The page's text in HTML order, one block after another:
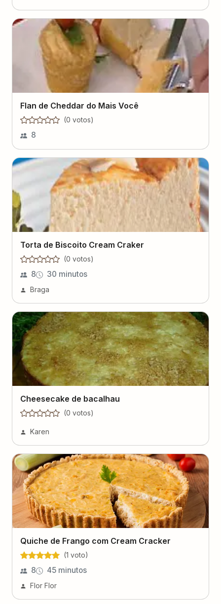
Flan de Cheddar do Mais Você
(0 votos)
8
Torta de Biscoito Cream Craker
(0 votos)
8 30 minutos
Braga
Cheesecake de bacalhau
(0 votos)
Karen
Quiche de Frango com Cream Cracker
(1 voto)
8 45 minutos
Flor Flor